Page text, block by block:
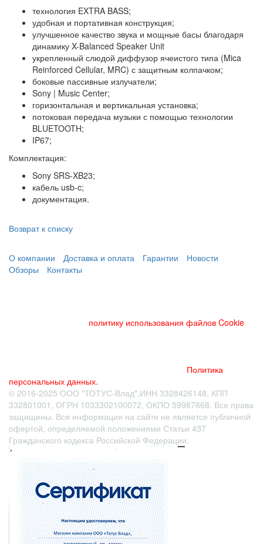
технология EXTRA BASS;
удобная и портативная конструкция;
улучшенное качество звука и мощные басы благодаря
динамику X-Balanced Speaker Unit
укрепленный слюдой диффузор ячеистого типа (Mica
Reinforced Cellular, MRC) с защитным колпачком;
боковые пассивные излучатели;
Sony | Music Center;
горизонтальная и вертикальная установка;
потоковая передача музыки с помощью технологии
BLUETOOTH;
IP67;
Комплектация:
Sony SRS-XB23;
кабель usb-c;
документация.
Возврат к списку
О компании Доставка и оплата Гарантии
Новости
Обзоры
Контакты
политику использования файлов Cookie
Политика
персональных данных.
© 2016-2025 ООО "ТОТУС-Влад",ИНН 3328426148, КПП
332801001, ОГРН 1033302100072, ОКПО 59987668. Все права
защищены. Вся информация на сайте не является публичной
офертой, определяемой положениями Статьи 437
Гражданского кодекса Российской Федерации.